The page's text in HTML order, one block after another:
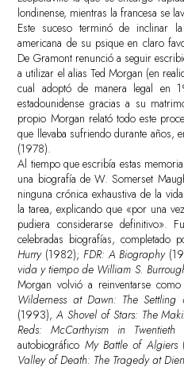
londinense, mientras la francesa se
Este suceso terminó de inclinar
americana de su psique en claro
De Gramont renunció a seguir
a utilizar el alias Ted Morgan (en
cual adoptó de manera legal en
estadounidense gracias a su
propio Morgan relató todo este
que llevaba sufriendo durante años,
(1978).
Al tiempo que escribía estas
una biografía de W. Somerset
ninguna crónica exhaustiva de la
la tarea, explicando que «por una
pudiera considerarse definitivo».
celebradas biografías, completado
Hurry(1982); FDR: A Biography
vida y tiempo de William S.
Morgan volvió a reinventarse
Wilderness at Dawn: The
(1993),A Shovel of Stars: The
Reds: McCarthyism in Twentieth
autobiográfico My Battle of Algiers
Valley of Death: The Tragedy at